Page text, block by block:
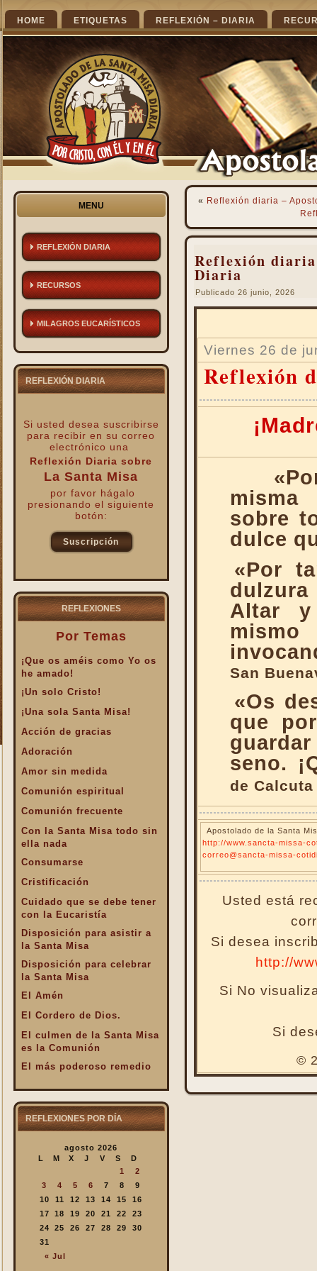
HOME ETIQUETAS REFLEXIÓN – DIARIA
MENU
REFLEXIÓN DIARIA
RECURSOS
MILAGROS EUCARÍSTICOS
REFLEXIÓN DIARIA
Si usted desea suscribirse
para recibiren su correo
electrónico una
Reflexión Diaria sobre
La Santa Misa
por favor hágalo
presionando el siguiente
botón:
Suscripción
REFLEXIONES
Por Temas
¡Que os améis como Yo os
he amado!
¡Un solo Cristo!
¡Una sola Santa Misa!
Acción de gracias
Adoración
Amor sin medida
Comunión espiritual
Comunión frecuente
Con la Santa Misa todo sin
ella nada
Consumarse
Cristificación
Cuidado que se debe tener
con la Eucaristía
Disposición para asistir a
la Santa Misa
Disposición para celebrar
la Santa Misa
El Amén
El Cordero de Dios.
El culmen de la Santa Misa
es la Comunión
El más poderoso remedio
El Pan de la Palabra y el
El Pan nuestro de cada día.
El valor infinto de la Santa
En la Santa Misa Dios nos
da todo
En la Santa Misa la Iglesia
se ofrece a sí misma
En la Santa Misa recibimos
REFLEXIONES POR DÍA
agosto 2026
L
M X J V S D
« Jul
1
2
3
4 5 6 7 8
9
10
11 12 13 14 15
16
17
18 19 20 21 22
23
24
25 26 27 28 29
30
31
« Reflexión diaria –
Reflexión
Diaria
Publicado 26 junio, 2026
Viernes 26 de
Reflexión
misma
sobre
dulce
«Por
dulzura
Altar y
mismo
San
«Os
que
seno.
de Calcuta
Apostolado de la Santa
http://www.sancta-missa-
correo@sancta-missa-
Usted está
Si desea
http://
Si No
Si
©